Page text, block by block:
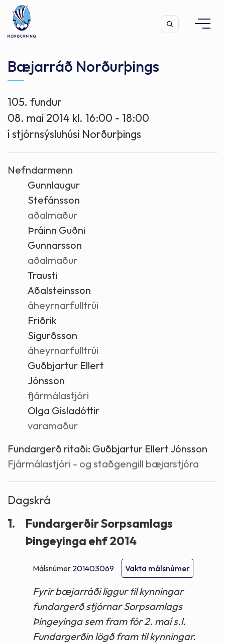
Leita
Bæjarráð Norðurþings
105. fundur
08. maí 2014 kl. 16:00 - 18:00
í stjórnsýsluhúsi Norðurþings
Nefndarmenn
Gunnlaugur
Stefánsson
aðalmaður
Þráinn Guðni
Gunnarsson
aðalmaður
Trausti
Aðalsteinsson
áheyrnarfulltrúi
Friðrik
Sigurðsson
áheyrnarfulltrúi
Guðbjartur Ellert
Jónsson
fjármálastjóri
Olga Gísladóttir
varamaður
Fundargerð ritaði: Guðbjartur Ellert Jónsson
Fjármálastjóri - og staðgengill bæjarstjóra
Dagskrá
1.
Fundargerðir Sorpsamlags
Þingeyinga ehf 2014
Málsnúmer 201403069 Vakta málsnúmer
Fyrir bæjarráði liggur til kynningar
fundargerð stjórnar Sorpsamlags
Þingeyinga sem fram fór 2. maí s.l.
Fundargerðin lögð fram til kynningar.